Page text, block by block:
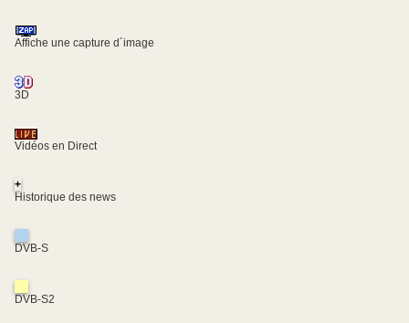
Affiche une capture d´image
3D
Vidéos en Direct
+
Historique des news
DVB-S
DVB-S2